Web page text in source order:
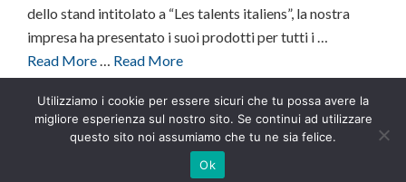
dello stand intitolato a “Les talents italiens”, la nostra
impresa ha presentato i suoi prodotti per tutti i …
Read More… Read More
Tags:fiere
Utilizziamo i cookie per essere sicuri che tu possa avere la
migliore esperienza sul nostro sito. Se continui ad utilizzare
questo sito noi assumiamo che tu ne sia felice.
Ok